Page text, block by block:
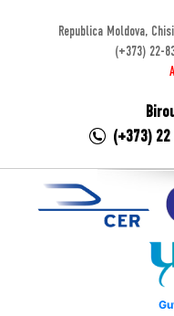
Republica Moldova,
(+373) 22-
(+373) 22